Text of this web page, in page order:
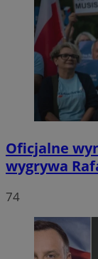
Oficjalne
wygrywa
74